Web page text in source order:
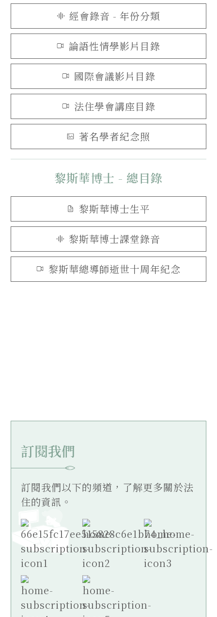
經會錄音 - 年份分類
論語性情學影片目錄
國際會議影片目錄
法住學會講座目錄
著名學者紀念照
黎斯華博士 - 總目錄
黎斯華博士生平
黎斯華博士課堂錄音
黎斯華總導師逝世十周年紀念
訂閱我們
訂閱我們以下的頻道，了解更多關於法
住的資訊。